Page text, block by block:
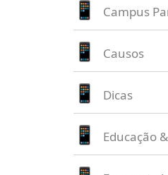
Campus
Causos
Dicas
Educação